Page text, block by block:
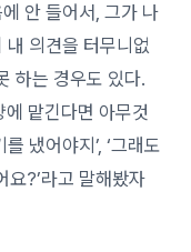
안 들어서, 그가 나
내 의견을 터무니없
하는 경우도 있다.
맡긴다면 아무것
냈어야지’, ‘그래도
요?’라고 말해봤자